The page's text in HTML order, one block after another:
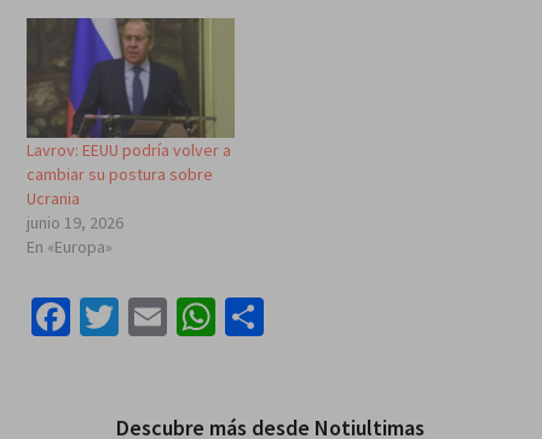
Lavrov: EEUU podría volver a
cambiar su postura sobre
Ucrania
junio 19, 2026
En «Europa»
Facebook
Twitter
EmailWhatsApp
Compartir
Descubre más desde Notiultimas